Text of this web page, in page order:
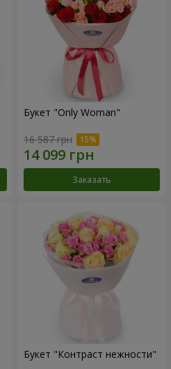
Букет "Only Woman"
16 587 грн
Заказать
Букет "Контраст нежности"